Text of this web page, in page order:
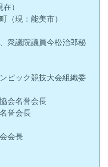
）
（現：能美市）
衆議院議員今松治郎秘
ピック競技大会組織委
会名誉会長
誉会長
会長